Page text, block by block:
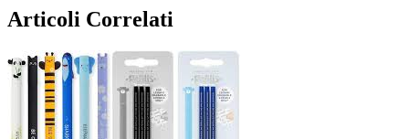
Articoli Correlati